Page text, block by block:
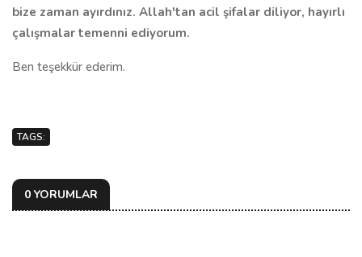
bize zaman ayırdınız. Allah'tan acil şifalar diliyor, hayırlı
çalışmalar temenni ediyorum.
Ben teşekkür ederim.
TAGS:
0 YORUMLAR